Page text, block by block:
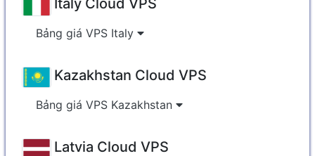
Italy Cloud VPS
Bảng giá VPS Italy
Kazakhstan Cloud VPS
Bảng giá VPS Kazakhstan
Latvia Cloud VPS